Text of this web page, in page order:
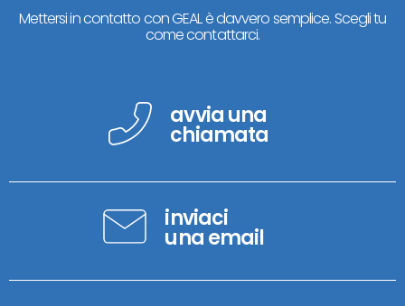
Mettersi in contatto con GEAL è davvero semplice. Scegli tu
come contattarci.
avvia una
chiamata
inviaci
una email